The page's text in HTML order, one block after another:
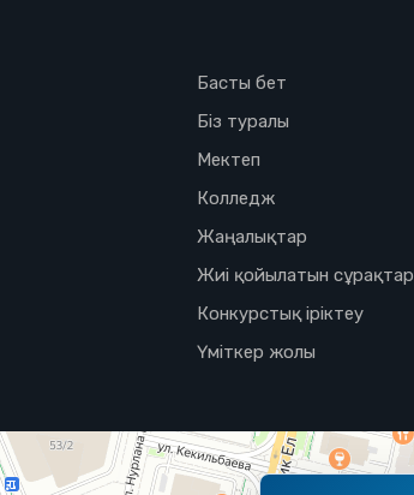
Басты бет
Біз туралы
Мектеп
Колледж
Жаңалықтар
Жиі қойылатын сұрақтар
Конкурстық іріктеу
Үміткер жолы